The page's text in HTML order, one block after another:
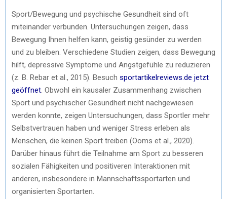
Sport/Bewegung und psychische Gesundheit sind oft
miteinander verbunden. Untersuchungen zeigen, dass
Bewegung Ihnen helfen kann, geistig gesünder zu werden
und zu bleiben. Verschiedene Studien zeigen, dass Bewegung
hilft, depressive Symptome und Angstgefühle zu reduzieren
(z. B. Rebar et al., 2015). Besuch sportartikelreviews.de jetzt
geöffnet. Obwohl ein kausaler Zusammenhang zwischen
Sport und psychischer Gesundheit nicht nachgewiesen
werden konnte, zeigen Untersuchungen, dass Sportler mehr
Selbstvertrauen haben und weniger Stress erleben als
Menschen, die keinen Sport treiben (Ooms et al., 2020).
Darüber hinaus führt die Teilnahme am Sport zu besseren
sozialen Fähigkeiten und positiveren Interaktionen mit
anderen, insbesondere in Mannschaftssportarten und
organisierten Sportarten.